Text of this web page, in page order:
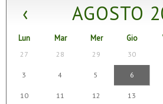
‹ AGOSTO
Lun Mar Mer Gio
27 28 29 30
3 4 5 6
10 11 12 13